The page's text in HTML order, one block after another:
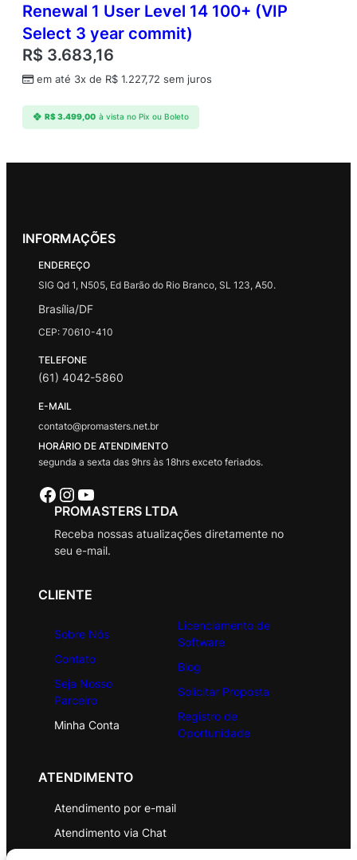
Renewal 1 User Level 14 100+ (VIP
Select 3 year commit)
R$ 3.683,16
em até 3x de R$ 1.227,72 sem juros
R$3.499,00 à vista no Pix ou Boleto
INFORMAÇÕES
ENDEREÇO
SIG Qd 1, N505, Ed Barão do Rio Branco, SL 123, A50.
Brasília/DF
CEP: 70610-410
TELEFONE
(61) 4042-5860
E-MAIL
contato@promasters.net.br
HORÁRIO DE ATENDIMENTO
segunda a sexta das 9hrs às 18hrs exceto feriados.
Facebook Instagram Youtube
PROMASTERS LTDA
Receba nossas atualizações diretamente no
seu e-mail.
CLIENTE
Sobre Nós
Contato
Seja Nosso
Parceiro
Minha Conta
Licenciamento de
Software
Blog
Solicitar Proposta
Registro de
Oportunidade
ATENDIMENTO
Atendimento por e-mail
Atendimento via Chat